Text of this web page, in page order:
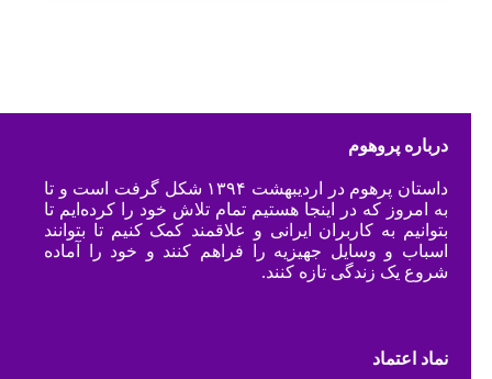
درباره پروهوم
داستان پرهوم در اردیبهشت ۱۳۹۴ شکل گرفت است و تا
به امروز که در اینجا هستیم تمام تلاش خود را کرده‌ایم تا
بتوانیم به کاربران ایرانی و علاقمند کمک کنیم تا بتوانند
اسباب و وسایل جهیزیه را فراهم کنند و خود را آماده
شروع یک زندگی تازه کنند.
نماد اعتماد